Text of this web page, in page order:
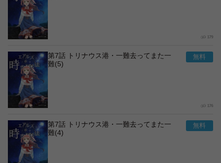
179
第7話 トリナウス港・一難去ってまた一
難(5)
176
第7話 トリナウス港・一難去ってまた一
難(4)